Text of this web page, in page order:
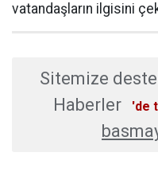
vatandaşların ilgisini
Sitemize
Haberler
'de